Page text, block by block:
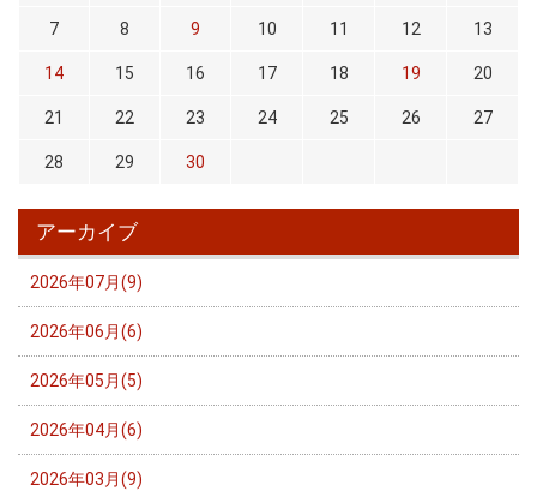
7 8 9 10 11 12 13
14 15 16 17 18 19 20
21 22 23 24 25 26 27
28 29 30
アーカイブ
2026年07月(9)
2026年06月(6)
2026年05月(5)
2026年04月(6)
2026年03月(9)